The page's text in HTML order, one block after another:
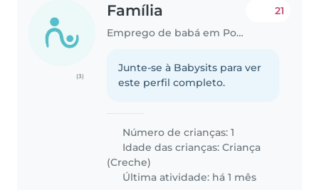
(3)
Família
Emprego de babá em Poços de Caldas
21
Junte-se à Babysits para ver
este perfil completo.
Número de crianças: 1
Idade das crianças:Criança
(Creche)
Última atividade: há 1 mês